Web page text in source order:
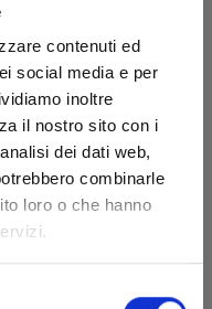
contenuti ed
social media e per
inoltre
il nostro sito con i
dei dati web,
combinarle
loro o che hanno